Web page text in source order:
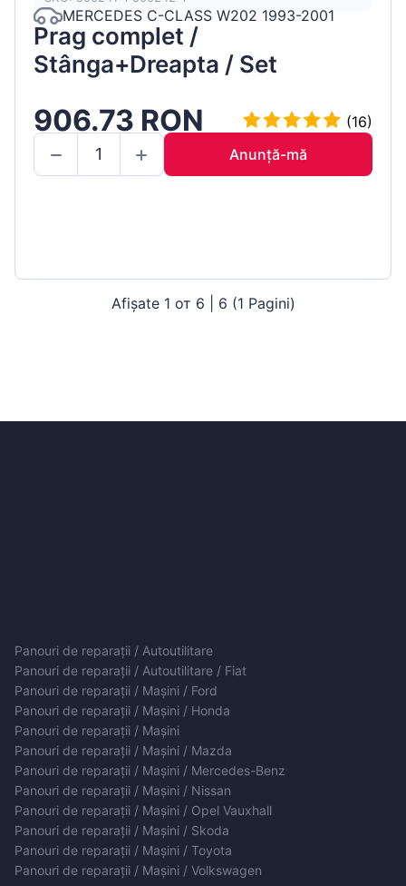
MERCEDES C-CLASS W202 1993-2001
Prag complet /
Stânga+Dreapta / Set
906.73 RON
(16)
Anunță-mă
Afișate 1 от 6 | 6 (1 Pagini)
Panouri de reparații / Autoutilitare
Panouri de reparații / Autoutilitare / Fiat
Panouri de reparații / Mașini / Ford
Panouri de reparații / Mașini / Honda
Panouri de reparații / Mașini
Panouri de reparații / Mașini / Mazda
Panouri de reparații / Mașini / Mercedes-Benz
Panouri de reparații / Mașini / Nissan
Panouri de reparații / Mașini / Opel Vauxhall
Panouri de reparații / Mașini / Skoda
Panouri de reparații / Mașini / Toyota
Panouri de reparații / Mașini / Volkswagen